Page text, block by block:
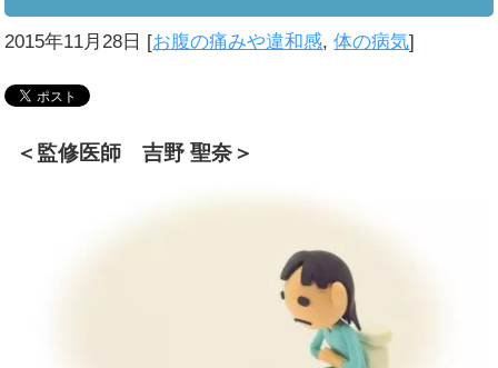
2015年11月28日 [お腹の痛みや違和感,体の病気]
＜監修医師 吉野 聖奈＞